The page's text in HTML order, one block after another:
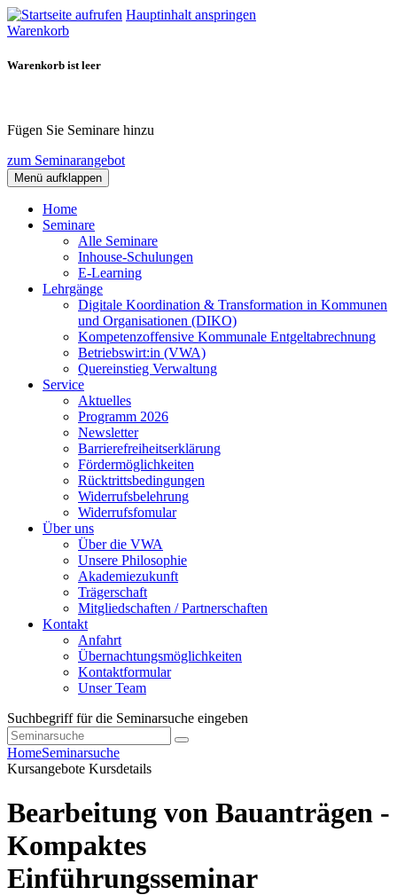
Hauptinhalt anspringen
Warenkorb
Warenkorb ist leer
Fügen Sie Seminare hinzu
zum Seminarangebot
Menü aufklappen
Home
Seminare
Alle Seminare
Inhouse-Schulungen
E-Learning
Lehrgänge
Digitale Koordination & Transformation in Kommunen
und Organisationen (DIKO)
Kompetenzoffensive Kommunale Entgeltabrechnung
Betriebswirt:in (VWA)
Quereinstieg Verwaltung
Service
Aktuelles
Programm 2026
Newsletter
Barrierefreiheitserklärung
Fördermöglichkeiten
Rücktrittsbedingungen
Widerrufsbelehrung
Widerrufsfomular
Über uns
Über die VWA
Unsere Philosophie
Akademiezukunft
Trägerschaft
Mitgliedschaften / Partnerschaften
Kontakt
Anfahrt
Übernachtungsmöglichkeiten
Kontaktformular
Unser Team
Suchbegriff für die Seminarsuche eingeben
HomeSeminarsuche
Kursangebote Kursdetails
Bearbeitung von Bauanträgen -
Kompaktes
Einführungsseminar